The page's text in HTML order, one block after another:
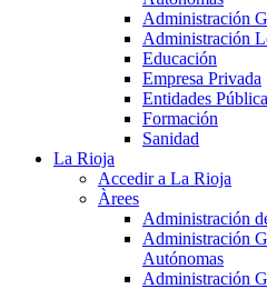
Administración
Administración
Educación
Empresa Privada
Entidades
Formación
Sanidad
La Rioja
Accedir a La Rioja
Àrees
Administración
Administración
Autónomas
Administración